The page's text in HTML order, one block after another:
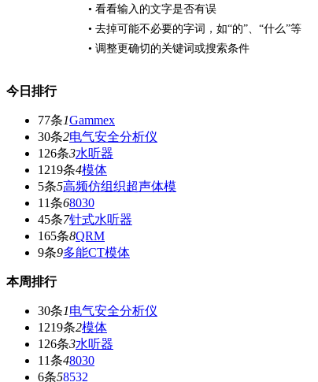
• 看看输入的文字是否有误
• 去掉可能不必要的字词，如“的”、“什么”等
• 调整更确切的关键词或搜索条件
今日排行
77条1Gammex
30条2电气安全分析仪
126条3水听器
1219条4模体
5条5高频仿组织超声体模
11条68030
45条7针式水听器
165条8QRM
9条9多能CT模体
本周排行
30条1电气安全分析仪
1219条2模体
126条3水听器
11条48030
6条58532